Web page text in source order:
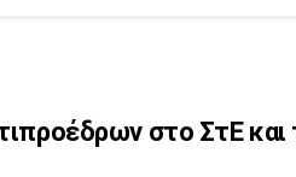
στο ΣτΕ και